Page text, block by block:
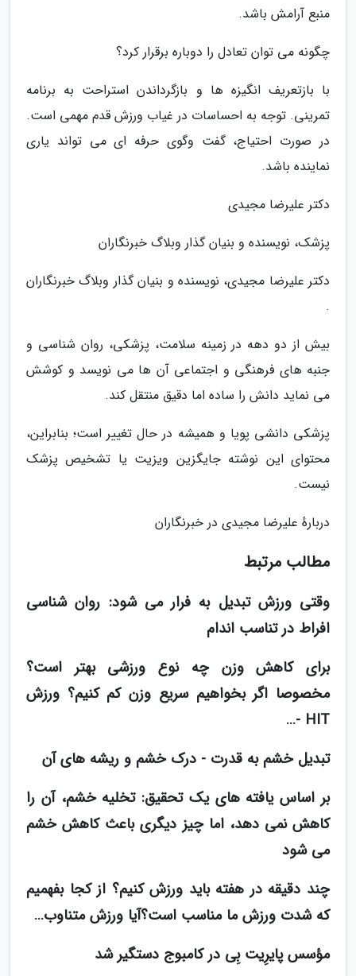
منبع آرامش باشد.
چگونه می توان تعادل را دوباره برقرار کرد؟
با بازتعریف انگیزه ها و بازگرداندن استراحت به برنامه
تمرینی. توجه به احساسات در غیاب ورزش قدم مهمی است.
در صورت احتیاج، گفت وگوی حرفه ای می تواند یاری
نماینده باشد.
دکتر علیرضا مجیدی
پزشک، نویسنده و بنیان گذار وبلاگ خبرنگاران
دکتر علیرضا مجیدی، نویسنده و بنیان گذار وبلاگ خبرنگاران
.
بیش از دو دهه در زمینه سلامت، پزشکی، روان شناسی و
جنبه های فرهنگی و اجتماعی آن ها می نویسد و کوشش
می نماید دانش را ساده اما دقیق منتقل کند.
پزشکی دانشی پویا و همیشه در حال تغییر است؛ بنابراین،
محتوای این نوشته جایگزین ویزیت یا تشخیص پزشک
نیست.
دربارهٔ علیرضا مجیدی در خبرنگاران
مطالب مرتبط
وقتی ورزش تبدیل به فرار می شود: روان شناسی
افراط در تناسب اندام
برای کاهش وزن چه نوع ورزشی بهتر است؟
مخصوصا اگر بخواهیم سریع وزن کم کنیم؟ ورزش
HIT -…
تبدیل خشم به قدرت - درک خشم و ریشه های آن
بر اساس یافته های یک تحقیق: تخلیه خشم، آن را
کاهش نمی دهد، اما چیز دیگری باعث کاهش خشم
می شود
چند دقیقه در هفته باید ورزش کنیم؟ از کجا بفهمیم
که شدت ورزش ما مناسب است؟آیا ورزش متناوب…
مؤسس پایرِیت بِی در کامبوج دستگیر شد